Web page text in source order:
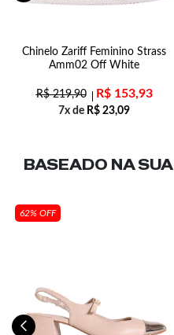
Chinelo Zariff Feminino Strass
Amm02 Off White
R$219,90 R$153,93
7x de R$ 23,09
BASEADO NA SUA
62% OFF